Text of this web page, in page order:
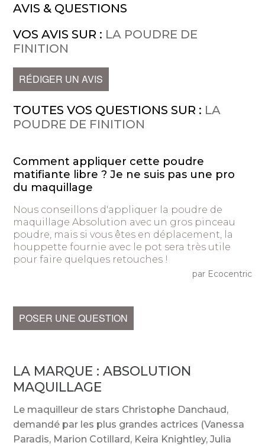
AVIS & QUESTIONS
VOS AVIS SUR : LA POUDRE DE
FINITION
RÉDIGER UN AVIS
TOUTES VOS QUESTIONS SUR : LA
POUDRE DE FINITION
Comment appliquer cette poudre
matifiante libre ? Je ne suis pas une pro
du maquillage
Nous conseillons d'appliquer la poudre de
maquillage Absolution avec un gros pinceau
poudre, mais si vous êtes en déplacement, la
houppette fournie avec le pot sera très utile
pour faire quelques retouches !
par Ecocentric
POSER UNE QUESTION
LA MARQUE :ABSOLUTION
MAQUILLAGE
Le maquilleur de stars Christophe Danchaud,
demandé par les plus grandes actrices (Vanessa
Paradis, Marion Cotillard, Keira Knightley, Julia